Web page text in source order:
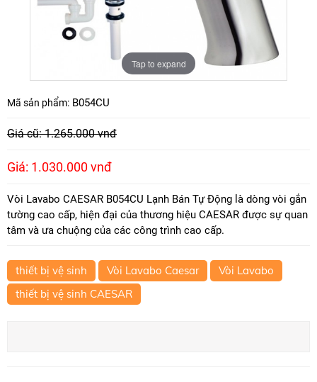
Tap to expand
Mã sản phẩm: B054CU
Giá cũ: 1.265.000 vnđ
Giá: 1.030.000 vnđ
Vòi Lavabo CAESAR B054CU Lạnh Bán Tự Động là dòng vòi gắn
tường cao cấp, hiện đại của thương hiệu CAESAR được sự quan
tâm và ưa chuộng của các công trình cao cấp.
thiết bị vệ sinh Vòi Lavabo Caesar
Vòi Lavabo
thiết bị vệ sinh CAESAR